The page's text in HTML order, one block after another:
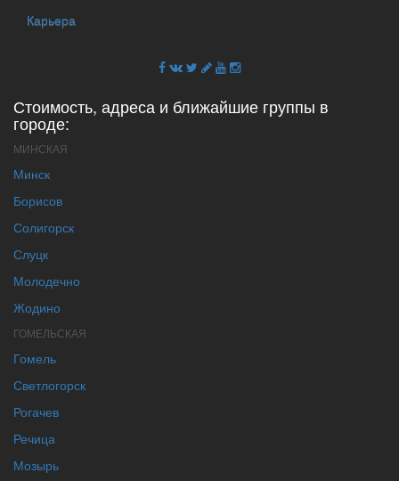
Карьера
Стоимость, адреса и ближайшие группы в
городе:
МИНСКАЯ
Минск
Борисов
Солигорск
Слуцк
Молодечно
Жодино
ГОМЕЛЬСКАЯ
Гомель
Светлогорск
Рогачев
Речица
Мозырь